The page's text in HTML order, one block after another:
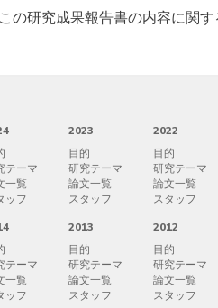
の研究成果報告書の内容に関す
テーマ
一覧
ッフ
2023
目的
研究テーマ
論文一覧
スタッフ
2022
目的
研究テーマ
論文一覧
スタッフ
テーマ
一覧
ッフ
2013
目的
研究テーマ
論文一覧
スタッフ
2012
目的
研究テーマ
論文一覧
スタッフ